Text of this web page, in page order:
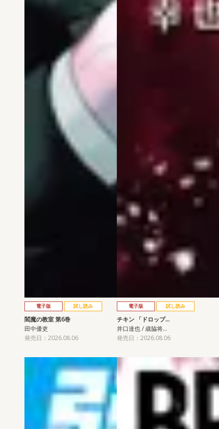
電子版 試し読み
閻魔の教室 第6巻
田中優吏
発売日：2026.08.06
電子版 試し読み
チキン 「ドロップ…
井口達也 / 歳脇将…
発売日：2026.08.06